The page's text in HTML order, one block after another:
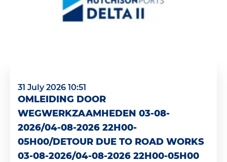
31 July 2026 10:51
OMLEIDING DOOR
WEGWERKZAAMHEDEN 03-08-
2026/04-08-2026 22H00-
05H00/DETOUR DUE TO ROAD WORKS
03-08-2026/04-08-2026 22H00-05H00